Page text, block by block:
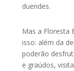
duendes.
Mas a Floresta
isso: além da
poderão
e graúdos,